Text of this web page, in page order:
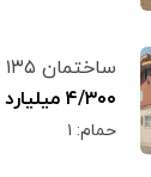
باب مغازه کد۶۳۰۶
۴/۳۰۰ میلیارد تومان
حمام: ۱